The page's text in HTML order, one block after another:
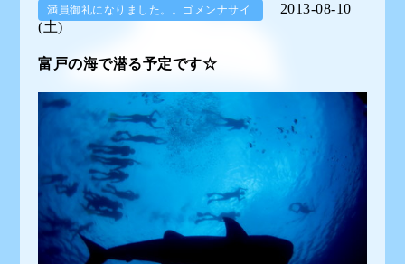
満員御礼になりました。。ゴメンナサイ
2013-08-10
(土)
富戸の海で潜る予定です☆